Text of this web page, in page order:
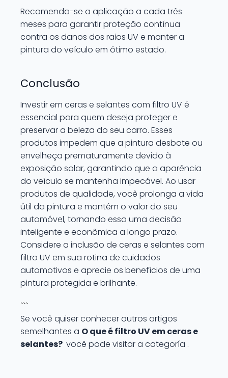
Recomenda-se a aplicação a cada três
meses para garantir proteção contínua
contra os danos dos raios UV e manter a
pintura do veículo em ótimo estado.
Conclusão
Investir em ceras e selantes com filtro UV é
essencial para quem deseja proteger e
preservar a beleza do seu carro. Esses
produtos impedem que a pintura desbote ou
envelheça prematuramente devido à
exposição solar, garantindo que a aparência
do veículo se mantenha impecável. Ao usar
produtos de qualidade, você prolonga a vida
útil da pintura e mantém o valor do seu
automóvel, tornando essa uma decisão
inteligente e econômica a longo prazo.
Considere a inclusão de ceras e selantes com
filtro UV em sua rotina de cuidados
automotivos e aprecie os benefícios de uma
pintura protegida e brilhante.
```
Se você quiser conhecer outros artigos
semelhantes a O que é filtro UV em ceras e
selantes? você pode visitar a categoría .